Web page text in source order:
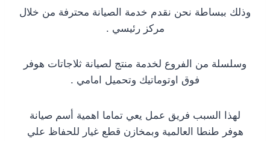
وذلك ببساطة نحن نقدم خدمة الصيانة محترفة من خلال
مركز رئيسي .
وسلسلة من الفروع لخدمة منتج لصيانة ثلاجاتات هوفر
فوق اوتوماتيك وتحميل امامي .
لهذا السبب فريق عمل يعي تماما اهمية أسم صيانة
هوفر طنطا العالمية وبمخازن قطع غيار للحفاظ علي